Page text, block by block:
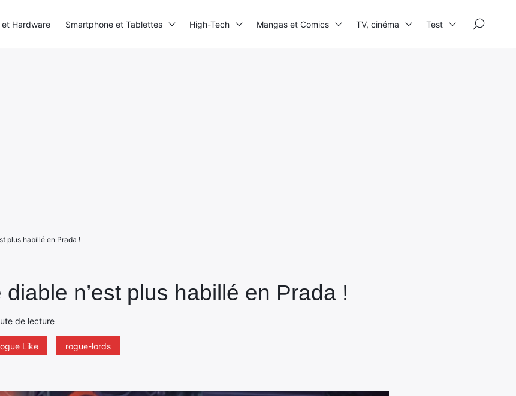
n’est plus habillé en Prada !
de lecture
Like rogue-lords
plus habillé en Prada !
et Hardware Smartphone et Tablettes High-Tech Mangas et Comics TV, cinéma Test